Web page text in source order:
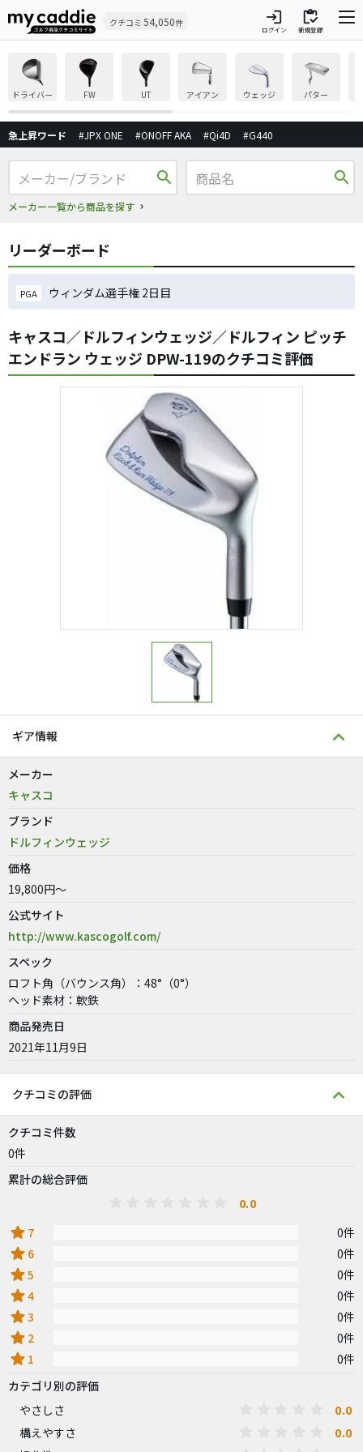
クチコミ 54,050件 login
ログイン
inventory
新規登録
ドライバー FW UT アイアン ウェッジ パター
急上昇ワード #JPX ONE #ONOFF AKA #Qi4D #G440
search
メーカー一覧から商品を探す
search
リーダーボード
PGA ウィンダム選手権 2日目
キャスコ／ドルフィンウェッジ／ドルフィン ピッチ
エンドラン ウェッジ DPW-119のクチコミ評価
ギア情報
メーカー
キャスコ
ブランド
ドルフィンウェッジ
価格
19,800円～
公式サイト
http://www.kascogolf.com/
スペック
ロフト角（バウンス角）：48°（0°）
ヘッド素材：軟鉄
商品発売日
2021年11月9日
クチコミの評価
クチコミ件数
0件
累計の総合評価
0.0
star 7 0件
star 6 0件
star5 0件
star4 0件
star3 0件
star 2 0件
star 1
0件
カテゴリ別の評価
やさしさ
0.0
構えやすさ 0.0